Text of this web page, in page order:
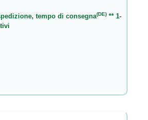
tempo di consegna(DE)** 1-